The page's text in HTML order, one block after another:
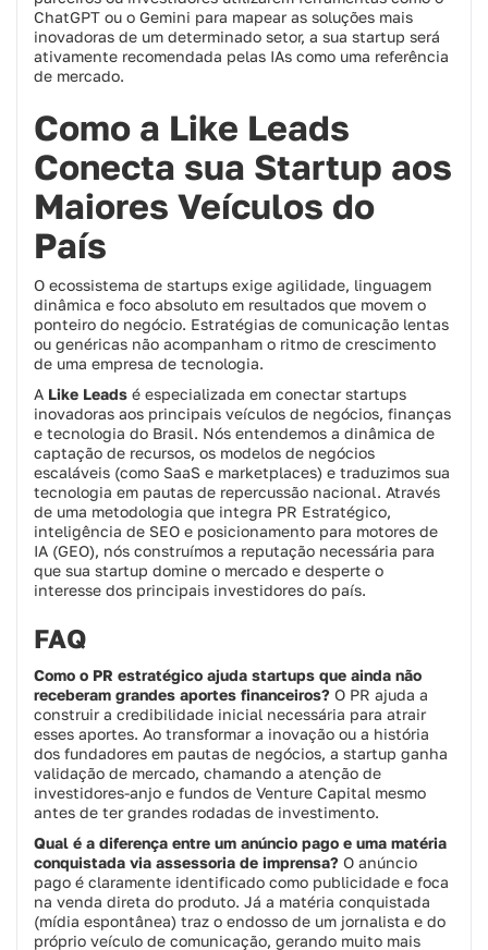
ChatGPT ou o Gemini para mapear as soluções mais
inovadoras de um determinado setor, a sua startup será
ativamente recomendada pelas IAs como uma referência
de mercado.
Como a Like Leads
Conecta sua Startup aos
Maiores Veículos do
País
O ecossistema de startups exige agilidade, linguagem
dinâmica e foco absoluto em resultados que movem o
ponteiro do negócio. Estratégias de comunicação lentas
ou genéricas não acompanham o ritmo de crescimento
de uma empresa de tecnologia.
A Like Leads é especializada em conectar startups
inovadoras aos principais veículos de negócios, finanças
e tecnologia do Brasil. Nós entendemos a dinâmica de
captação de recursos, os modelos de negócios
escaláveis (como SaaS e marketplaces) e traduzimos sua
tecnologia em pautas de repercussão nacional. Através
de uma metodologia que integra PR Estratégico,
inteligência de SEO e posicionamento para motores de
IA (GEO), nós construímos a reputação necessária para
que sua startup domine o mercado e desperte o
interesse dos principais investidores do país.
FAQ
Como o PR estratégico ajuda startups que ainda não
receberam grandes aportes financeiros? O PR ajuda a
construir a credibilidade inicial necessária para atrair
esses aportes. Ao transformar a inovação ou a história
dos fundadores em pautas de negócios, a startup ganha
validação de mercado, chamando a atenção de
investidores-anjo e fundos de Venture Capital mesmo
antes de ter grandes rodadas de investimento.
Qual é a diferença entre um anúncio pago e uma matéria
conquistada via assessoria de imprensa? O anúncio
pago é claramente identificado como publicidade e foca
na venda direta do produto. Já a matéria conquistada
(mídia espontânea) traz o endosso de um jornalista e do
próprio veículo de comunicação, gerando muito mais